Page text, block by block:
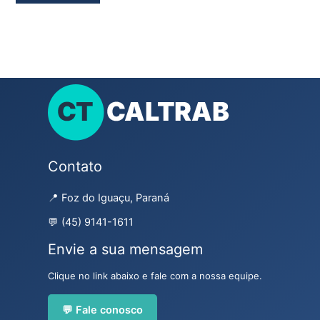
Contato
📍 Foz do Iguaçu, Paraná
💬 (45) 9141-1611
Envie a sua mensagem
Clique no link abaixo e fale com a nossa equipe.
💬 Fale conosco